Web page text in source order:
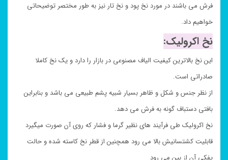
فرش می باشند در مورد نخ پود و نخ تار نیز به طور مختصر توضیحاتی
خواهیم داد.
نخ اکرولیک:
این نخ بالاترین کیفیت الیاف مصنوعی در بازار را دارد و یک نخ کاملا
صادراتی است.
از نظر جنس و شکل و ظاهر بسیار شبیه پشم طبیعی می باشد و بنابراین
بافتی دستباف گونه به فرش می دهد.
نخ اکرولیک طی فرآیند های نظیر گرما و فشار که روی آن صورت میگیرد
قابلیت کشتسانیش بالا می رود همچنین از قطر نخ کاسته شده و حالت
پفکی آن از بین می رود